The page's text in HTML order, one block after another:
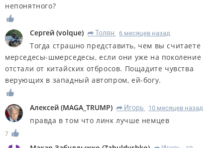
непонятного?
Сергей (volque) R Толян 6 месяцев назад
Тогда страшно представить, чем вы считаете
мерседесы-шмерседесы, если они уже на поколение
отстали от китайских отбросов. Пощадите чувства
верующих в западный автопром, ей-богу.
Алексей (MAGA_TRUMP) R Игорь 10 месяцев назад
правда в том что линк лучше немцев
7